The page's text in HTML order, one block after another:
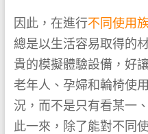
因此，在進行不同使用
總是以生活容易取得的
貴的模擬體驗設備，好
老年人、孕婦和輪椅使
況，而不是只有看某一
此一來，除了能對不同